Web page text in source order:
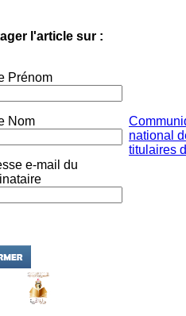
l'article sur :
Prénom
Nom
e-mail du
national
titulaires